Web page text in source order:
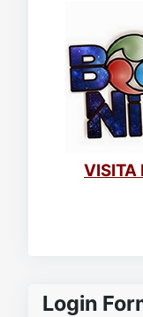
Login
VISITA